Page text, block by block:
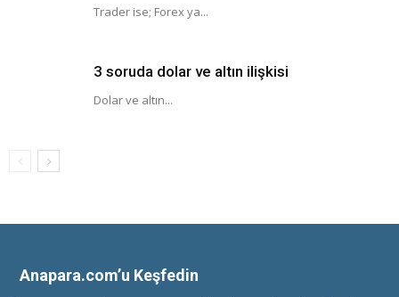
Trader ise; Forex ya...
3 soruda dolar ve altın ilişkisi
Dolar ve altın...
Anapara.com’u Keşfedin